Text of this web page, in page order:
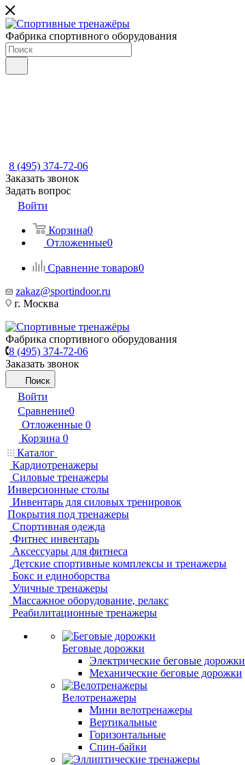
Фабрика спортивного оборудования
8 (495) 374-72-06
Заказать звонок
Задать вопрос
Войти
Корзина0
Отложенные0
Сравнение товаров0
zakaz@sportindoor.ru
г. Москва
Фабрика спортивного оборудования
8 (495) 374-72-06
Заказать звонок
Поиск
Войти
Сравнение0
Отложенные 0
Корзина 0
Каталог
Кардиотренажеры
Силовые тренажеры
Инверсионные столы
Инвентарь для силовых тренировок
Покрытия под тренажеры
Спортивная одежда
Фитнес инвентарь
Аксессуары для фитнеса
Детские спортивные комплексы и тренажеры
Бокс и единоборства
Уличные тренажеры
Массажное оборудование, релакс
Реабилитационные тренажеры
Беговые дорожки
Электрические беговые дорожки
Механические беговые дорожки
Велотренажеры
Мини велотренажеры
Вертикальные
Горизонтальные
Спин-байки